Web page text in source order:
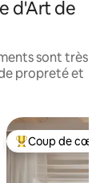
d'Art de
sont très
propreté et
Coups de cœur
Coup de cœur